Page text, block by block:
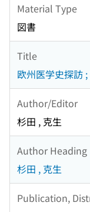
Material Type
図書
Title
欧州医学史探訪
Author/Editor
杉田 , 克生
Author Heading
杉田 , 克生
Publication,